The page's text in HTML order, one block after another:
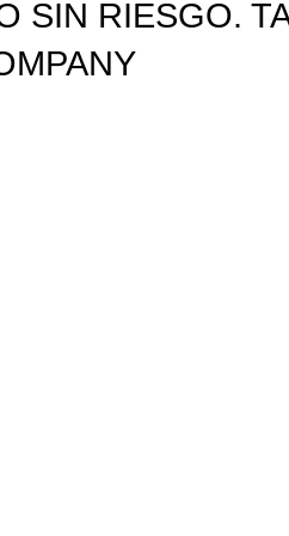
SIN RIESGO.